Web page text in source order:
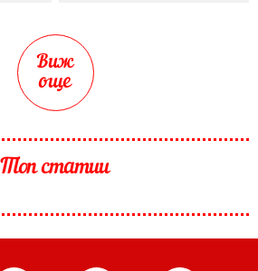
Виж
още
Топ статии